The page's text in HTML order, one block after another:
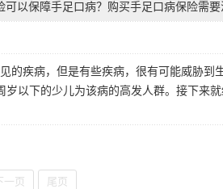
可以保障手足口病？购买手足口病保险需
的疾病，但是有些疾病，很有可能威胁
岁以下的少儿为该病的高发人群。接下来
一页 尾页